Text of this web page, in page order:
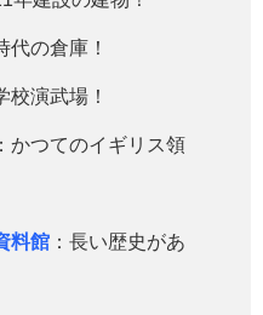
代の倉庫！
校演武場！
：かつてのイギリス領
料館 ：長い歴史があ